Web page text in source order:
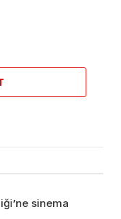
sinema